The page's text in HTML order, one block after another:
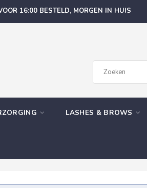
16:00 BESTELD, MORGEN IN HUIS
LASHES & BROWS